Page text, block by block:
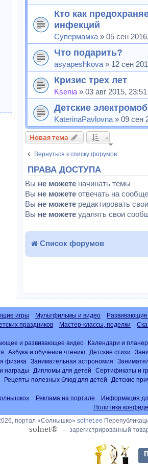
Кто как
инфекций
Супермамка» 05 сен
Что подарить?
asyapeshkova» 12 сен
Кризис трех лет
Ksenia» 03 авг 2015, 23:51
Детские
KaterinaPavlovna» 09 сен
Новая тема
Вернуться к списку форумов
ПРАВА ДОСТУПА
Вы не можетеначинать темы
Вы не можетеотвечать на
Вы не можетередактировать
Вы не можетеудалять свои
Список форумов
игры Мультфильмы и видео
праздников
Мастер-классы, поделки
и развивающее видео Календари и
Азбука и обучение чтению Детские стихи
физика Занимательная астрономия
награды Дипломы для детей Сертификаты и
Рецепты полезных блюд для детей
Детские
Реклама на портале Информация
Политика
портал «Солнышко» solnet.ee
solnet® — зарегистрированный